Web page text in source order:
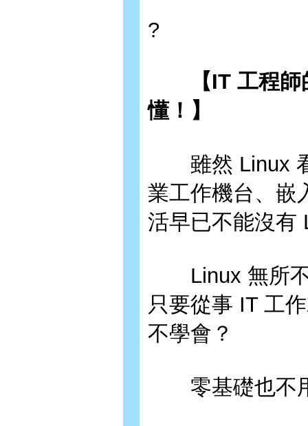
?
【IT 工程師
懂！】
雖然 Linux 看
業工作機台、嵌
活早已不能沒有
Linux 無所不
只要從事 IT 工
不學會？
零基礎也不用